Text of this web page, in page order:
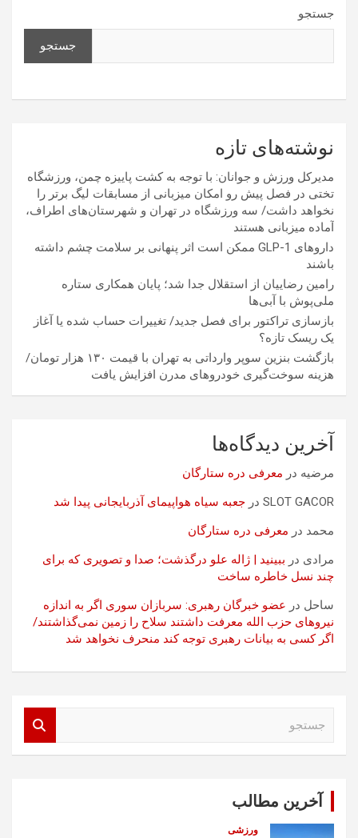
جستجو
جستجو
نوشته‌های تازه
مدیرکل ورزش و جوانان: با توجه به کشت پاییزه چمن، ورزشگاه
تختی در فصل پیش رو امکان میزبانی از مسابقات لیگ برتر را
نخواهد داشت/ سه ورزشگاه در تهران و شهرستان‌های اطراف،
آماده میزبانی هستند
داروهای GLP-1 ممکن است اثر پنهانی بر سلامت چشم داشته
باشند
رامین رضاییان از استقلال جدا شد؛ پایان همکاری ستاره
ملی‌پوش با آبی‌ها
بازسازی تراکتور برای فصل جدید/ تغییرات حساب شده یا آغاز
یک ریسک تازه؟
بازگشت بنزین سوپر وارداتی به تهران با قیمت ۱۳۰ هزار تومان/
هزینه سوخت‌گیری خودرو‌های مدرن افزایش یافت
آخرین دیدگاه‌ها
مرضیه در معرفی دره ستارگان
SLOT GACOR در جعبه سیاه هواپیمای آذربایجانی پیدا شد
محمد در معرفی دره ستارگان
مرادی در ببینید | ژاله علو درگذشت؛ صدا و تصویری که برای
چند نسل خاطره ساخت
ساحل در عضو خبرگان رهبری: سربازان سوری اگر به اندازه
نیروهای حزب الله معرفت داشتند سلاح را زمین نمی‌گذاشتند/
اگر کسی به بیانات رهبری توجه کند منحرف نخواهد شد
آخرین مطالب
ورزشی